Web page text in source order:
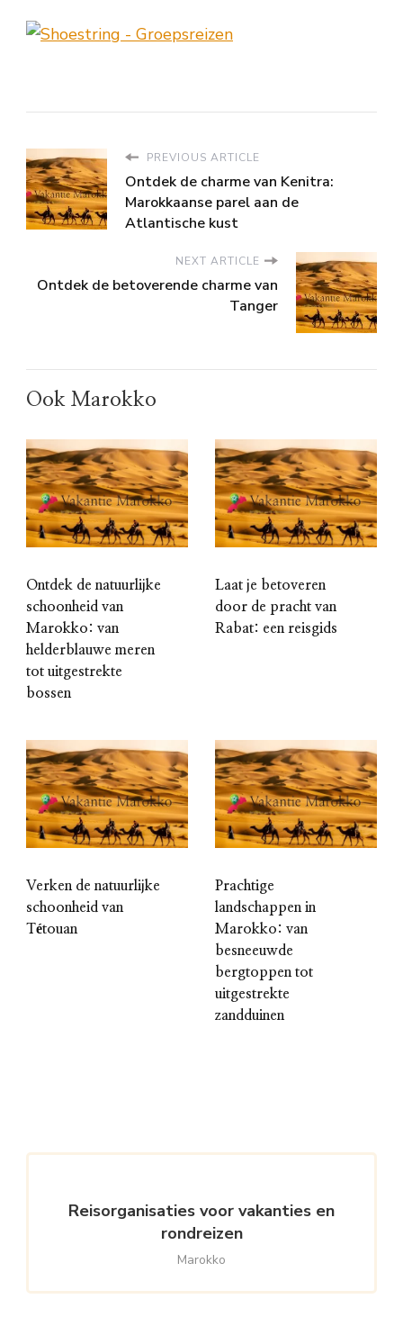
PREVIOUS ARTICLE
Ontdek de charme van Kenitra:
Marokkaanse parel aan de
Atlantische kust
NEXT ARTICLE
Ontdek de betoverende charme van
Tanger
Ook Marokko
Ontdek de natuurlijke
schoonheid van
Marokko: van
helderblauwe meren
tot uitgestrekte
bossen
Laat je betoveren
door de pracht van
Rabat: een reisgids
Verken de natuurlijke
schoonheid van
Tétouan
Prachtige
landschappen in
Marokko: van
besneeuwde
bergtoppen tot
uitgestrekte
zandduinen
Reisorganisaties voor vakanties en
rondreizen
Marokko